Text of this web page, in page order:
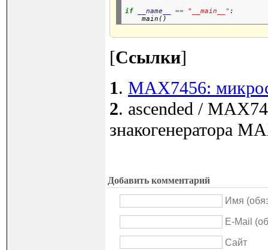
if
__name__ == "__main__" :
[Ссылки]
1. MAX7456:
2. ascended /
знакогенератора
Добавить комментарий
Имя
E-Mail
Сайт